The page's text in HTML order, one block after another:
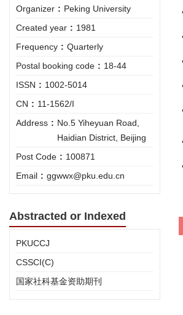
Organizer : Peking University
Created year : 1981
Frequency : Quarterly
Postal booking code : 18-44
ISSN : 1002-5014
CN : 11-1562/I
Address : No.5 Yiheyuan Road,
Haidian District, Beijing
Post Code : 100871
Email : ggwwx@pku.edu.cn
Abstracted or Indexed
PKUCCJ
CSSCI(C)
国家社科基金资助期刊